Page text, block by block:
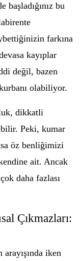
başladığınız bu
farkına
kayıplar
değil, bazen
olabiliyor.
dikkatli
Peki, kumar
öz benliğimizi
ait. Ancak
daha fazlası
Çıkmazları:
iken